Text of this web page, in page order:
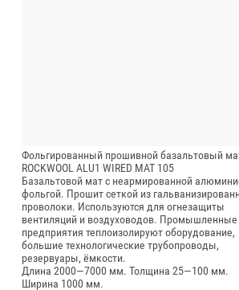
Фольгированный прошивной базальтовый
ROCKWOOL ALU1 WIRED MAT 105
Базальтовой мат с неармированной
фольгой. Прошит сеткой из
проволоки. Используются для огнезащиты
вентиляций и воздуховодов. Промышленные
предприятия теплоизолируют оборудование,
большие технологические трубопроводы,
резервуары, ёмкости.
Длина 2000—7000 мм. Толщина 25—100 мм.
Ширина 1000 мм.